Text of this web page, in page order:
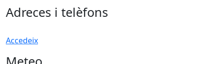
Adreces i telèfons
Accedeix